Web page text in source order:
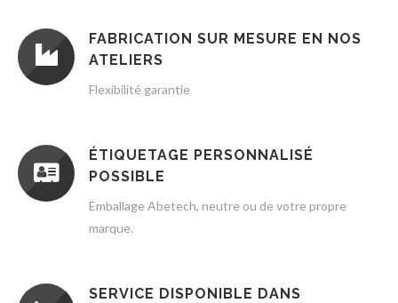
FABRICATION SUR MESURE EN NOS
ATELIERS
Flexibilité garantie
ÉTIQUETAGE PERSONNALISÉ
POSSIBLE
Emballage Abetech, neutre ou de votre propre
marque.
SERVICE DISPONIBLE DANS